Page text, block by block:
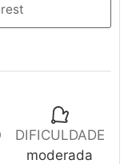
DIFICULDADE
moderada